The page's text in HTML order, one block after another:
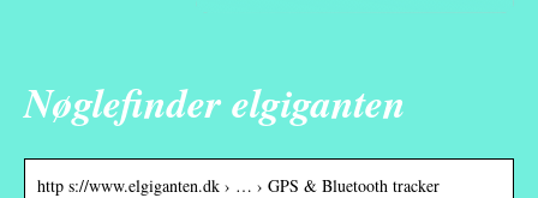
Nøglefinder elgiganten
http s://www.elgiganten.dk › … › GPS & Bluetooth tracker